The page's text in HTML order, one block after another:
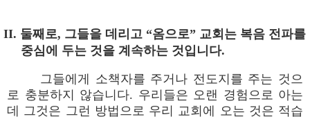
II. 둘째로, 그들을 데리고 “옴으로” 교회는 복음 전파를
중심에 두는 것을 계속하는 것입니다.
그들에게 소책자를 주거나 전도지를 주는 것으
로 충분하지 않습니다. 우리들은 오랜 경험으로 아는
데 그것은 그런 방법으로 우리 교회에 오는 것은 적습